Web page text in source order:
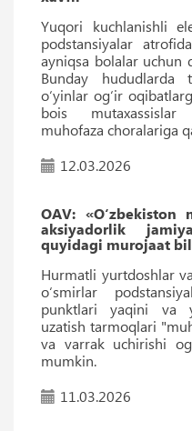
Yuqori kuchlanishli
podstansiyalar
ayniqsa bolalar uchun
Bunday hududlarda
o‘yinlar og‘ir
bois mutaxassislar
muhofaza choralariga
12.03.2026
OAV:
aksiyadorlik
quyidagi murojaat
Hurmatli yurtdoshlar
o‘smirlar
punktlari yaqini va
uzatish tarmoqlari
va varrak uchirishi
mumkin.
11.03.2026